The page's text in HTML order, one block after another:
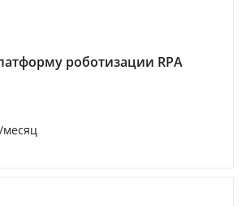
роботизации RPA
месяц